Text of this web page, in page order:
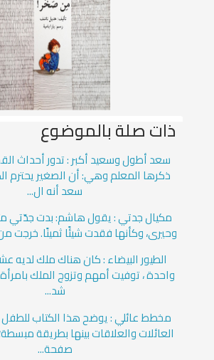
ذات صلة بالموضوع
سعد أطول وسعيد أكبر : تدور أحداث
ذكرها المعلم وهي: أن الصغير يحترم
سعد أنه ال...
مكيال جدتي : يقول هاشم: بدت جدّتي
وحيرى، وكأنها فقدت شيئًا ثمينًا. خرجت
الطيور البيضاء : كان هناك ملك لديه
واحدة ، توفيت أمهم وتزوج الملك
شد...
مخطط عائلي : يوضح هذا الكتاب
العائلات والعلاقات بينها بطريقة
صفحة...